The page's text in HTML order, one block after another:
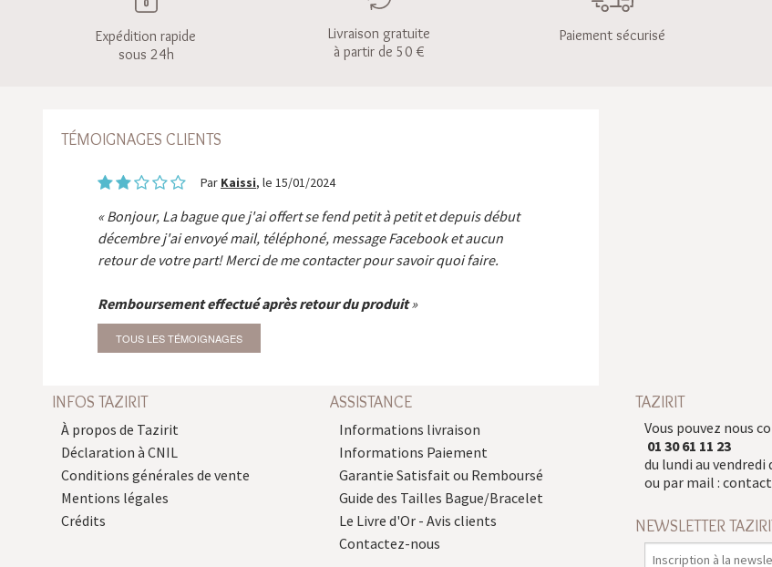
Expédition rapide
sous 24h
Livraison gratuite
à partir de 50 €
Paiement sécurisé
TÉMOIGNAGES CLIENTS
Par Kaissi, le 15/01/2024
Bonjour, La bague que j'ai offert se fend petit à petit et depuis début
décembre j'ai envoyé mail, téléphoné, message Facebook et aucun
retour de votre part! Merci de me contacter pour savoir quoi faire.
Remboursement effectué après retour du produit
TOUS LES TÉMOIGNAGES
INFOS TAZIRIT
À propos de Tazirit
Déclaration à CNIL
Conditions générales de vente
Mentions légales
Crédits
ASSISTANCE
Informations livraison
Informations Paiement
Garantie Satisfait ou Remboursé
Guide des Tailles Bague/Bracelet
Le Livre d'Or - Avis clients
Contactez-nous
TAZIRIT
Vous pouvez nous
01 30 61 11 23
du lundi au vendredi
ou par mail :
NEWSLETTER